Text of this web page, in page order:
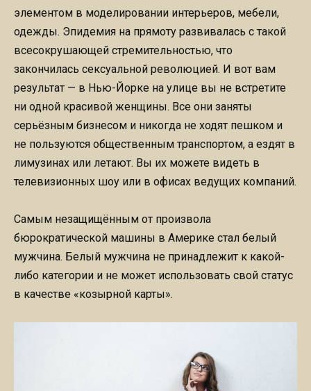
элементом в моделировании интерьеров, мебели,
одежды. Эпидемия на прямоту развивалась с такой
всесокрушающей стремительностью, что
закончилась сексуальной революцией. И вот вам
результат — в Нью-Йорке на улице вы не встретите
ни одной красивой женщины. Все они заняты
серьёзным бизнесом и никогда не ходят пешком и
не пользуются общественным транспортом, а ездят в
лимузинах или летают. Вы их можете видеть в
телевизионных шоу или в офисах ведущих компаний.
Самым незащищённым от произвола
бюрократической машины в Америке стал белый
мужчина. Белый мужчина не принадлежит к какой-
либо категории и не может использовать свой статус
в качестве «козырной карты».